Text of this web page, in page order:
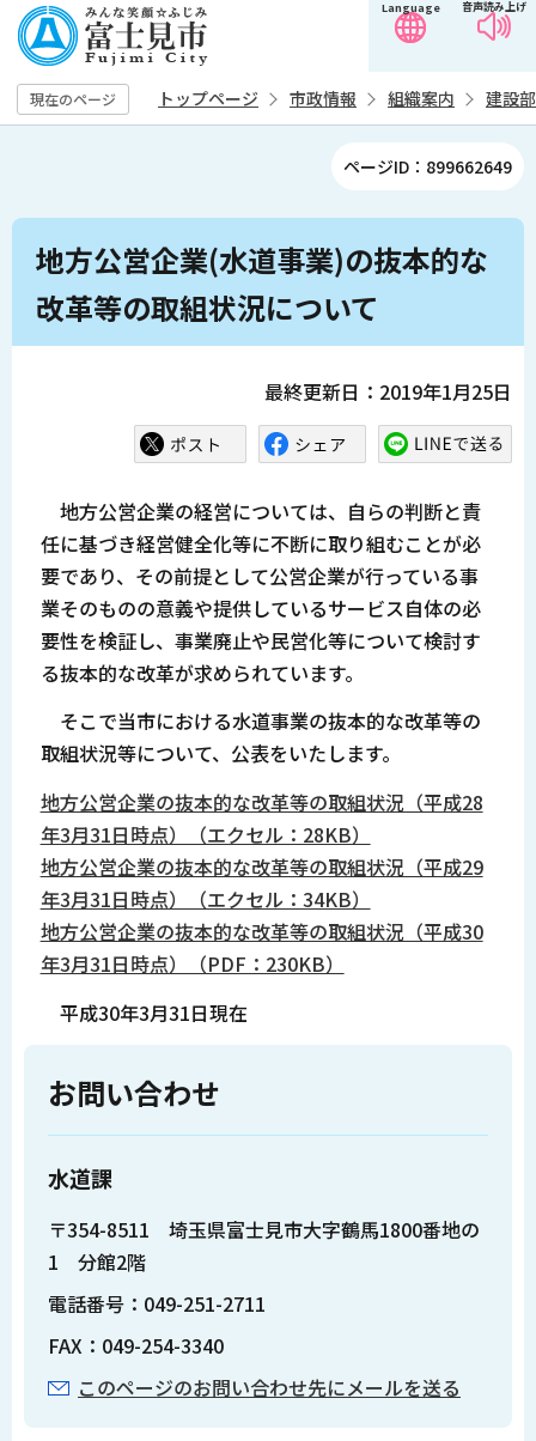
の
ペ
ー
音声読み上げ
Language
現在のページ トップページ 市政情報 組織案内 建設部
ページID：899662649
本
か
地方公営企業(水道事業)の抜本的な
改革等の取組状況について
最終更新日：2019年1月25日
地方公営企業の経営については、自らの判断と責
任に基づき経営健全化等に不断に取り組むことが必
要であり、その前提として公営企業が行っている事
業そのものの意義や提供しているサービス自体の必
要性を検証し、事業廃止や民営化等について検討す
る抜本的な改革が求められています。
そこで当市における水道事業の抜本的な改革等の
取組状況等について、公表をいたします。
地方公営企業の抜本的な改革等の取組状況（平成28
年3月31日時点）（エクセル：28KB）
地方公営企業の抜本的な改革等の取組状況（平成29
年3月31日時点）（エクセル：34KB）
地方公営企業の抜本的な改革等の取組状況（平成30
年3月31日時点）（PDF：230KB）
平成30年3月31日現在
お問い合わせ
水道課
〒354-8511 埼玉県富士見市大字鶴馬1800番地の
1 分館2階
電話番号：049-251-2711
FAX：049-254-3340
このページのお問い合わせ先にメールを送る